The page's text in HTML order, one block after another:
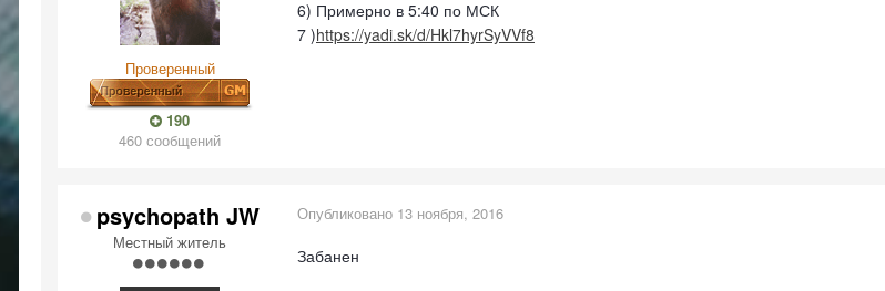
Проверенный
190
460 сообщений
6) Примерно в 5:40 по МСК
7 )https://yadi.sk/d/Hkl7hyrSyVVf8
psychopath JW
Местный житель
Опубликовано 13 ноября, 2016
Забанен